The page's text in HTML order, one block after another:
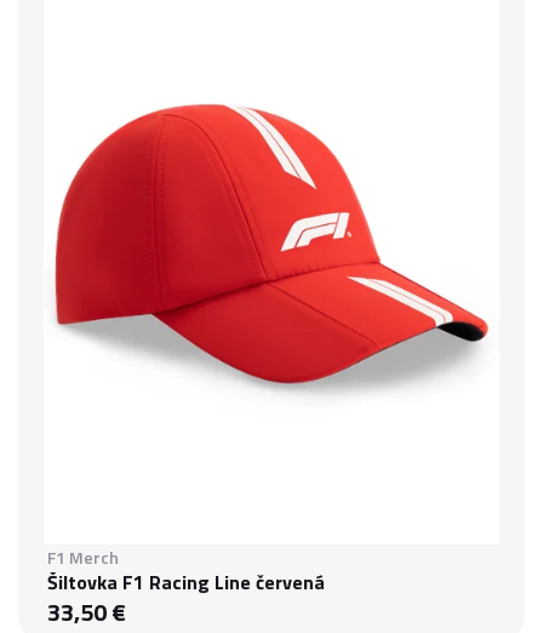
F1 Merch
Šiltovka F1 Racing Line červená
33,50 €